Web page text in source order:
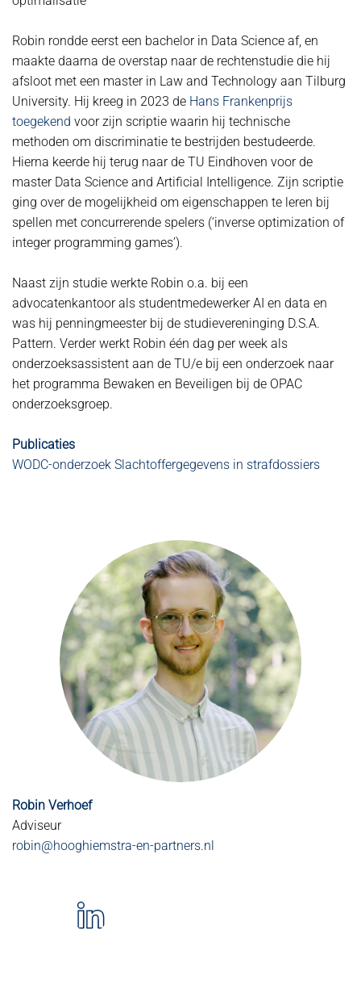
Robin rondde eerst een bachelor in Data Science af, en
maakte daarna de overstap naar de rechtenstudie die hij
afsloot met een master in Law and Technology aan Tilburg
University. Hij kreeg in 2023 de Hans Frankenprijs
toegekend voor zijn scriptie waarin hij technische
methoden om discriminatie te bestrijden bestudeerde.
Hierna keerde hij terug naar de TU Eindhoven voor de
master Data Science and Artificial Intelligence. Zijn scriptie
ging over de mogelijkheid om eigenschappen te leren bij
spellen met concurrerende spelers (‘inverse optimization of
integer programming games’).
Naast zijn studie werkte Robin o.a. bij een
advocatenkantoor als studentmedewerker AI en data en
was hij penningmeester bij de studievereninging D.S.A.
Pattern. Verder werkt Robin één dag per week als
onderzoeksassistent aan de TU/e bij een onderzoek naar
het programma Bewaken en Beveiligen bij de OPAC
onderzoeksgroep.
Publicaties
WODC-onderzoek Slachtoffergegevens in strafdossiers
Robin Verhoef
Adviseur
robin@hooghiemstra-en-partners.nl